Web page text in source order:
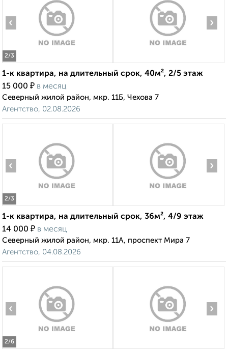
2/3
‹ ›
1-к квартира, на длительный срок, 40м², 2/5 этаж
15 000 ₽ в месяц
Северный жилой район, мкр. 11Б, Чехова 7
Агентство, 02.08.2026
2/3
‹ ›
1-к квартира, на длительный срок, 36м², 4/9 этаж
14 000 ₽ в месяц
Северный жилой район, мкр. 11А, проспект Мира 7
Агентство, 04.08.2026
2/6
‹ ›